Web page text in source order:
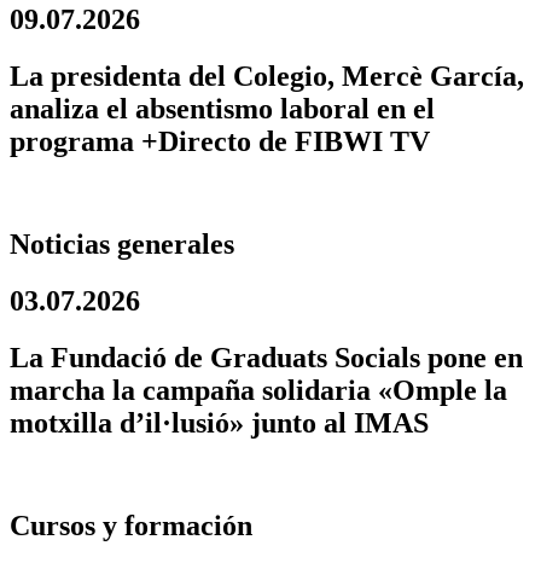
09.07.2026
La presidenta del Colegio, Mercè García,
analiza el absentismo laboral en el
programa +Directo de FIBWI TV
Noticias generales
03.07.2026
La Fundació de Graduats Socials pone en
marcha la campaña solidaria «Omple la
motxilla d’il·lusió» junto al IMAS
Cursos y formación